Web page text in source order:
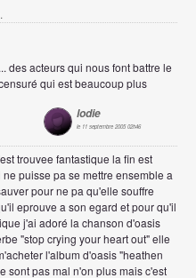
des acteurs qui nous font battre le
qui est beaucoup plus
lodie
le 11 septembre 2005 02h46
trouvee fantastique la fin est
puisse pa se mettre ensemble a
pour ne pa qu'elle souffre
eprouve a son egard et pour qu'il
j'ai adoré la chanson d'oasis
"stop crying your heart out" elle
l'album d'oasis "heathen
sont pas mal n'on plus mais c'est